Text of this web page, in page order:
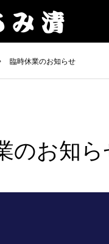
臨時休業のお知らせ
のお知ら